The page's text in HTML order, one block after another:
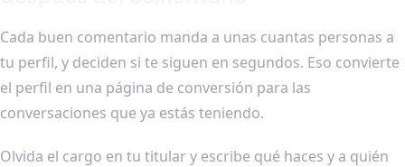
Cada buen comentario manda a unas cuantas personas a
tu perfil, y deciden si te siguen en segundos. Eso convierte
el perfil en una página de conversión para las
conversaciones que ya estás teniendo.
Olvida el cargo en tu titular y escribe qué haces y a quién